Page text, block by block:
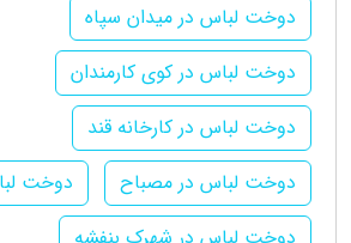
دوخت لباس در میدان سپاه
دوخت لباس در کوی کارمندان
دوخت لباس در کارخانه قند
دوخت لباس در مصباح
دوخت